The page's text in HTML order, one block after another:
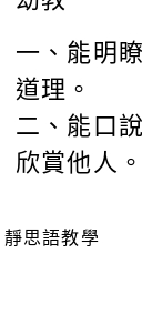
一、能明
道理 。
二、能口
欣賞他人。
思語教學